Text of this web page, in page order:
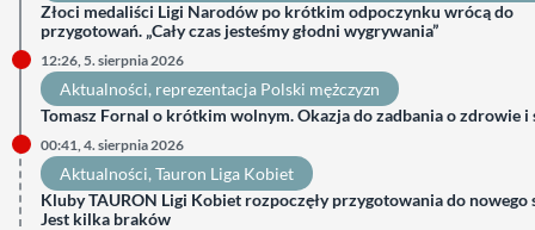
Złoci medaliści Ligi Narodów po krótkim odpoczynku wrócą do
przygotowań. „Cały czas jesteśmy głodni wygrywania”
12:26, 5. sierpnia 2026
Aktualności, reprezentacja Polski mężczyzn
Tomasz Fornal o krótkim wolnym. Okazja do zadbania o zdrowie i
00:41, 4. sierpnia 2026
Aktualności, Tauron Liga Kobiet
Kluby TAURON Ligi Kobiet rozpoczęły przygotowania do nowego
Jest kilka braków